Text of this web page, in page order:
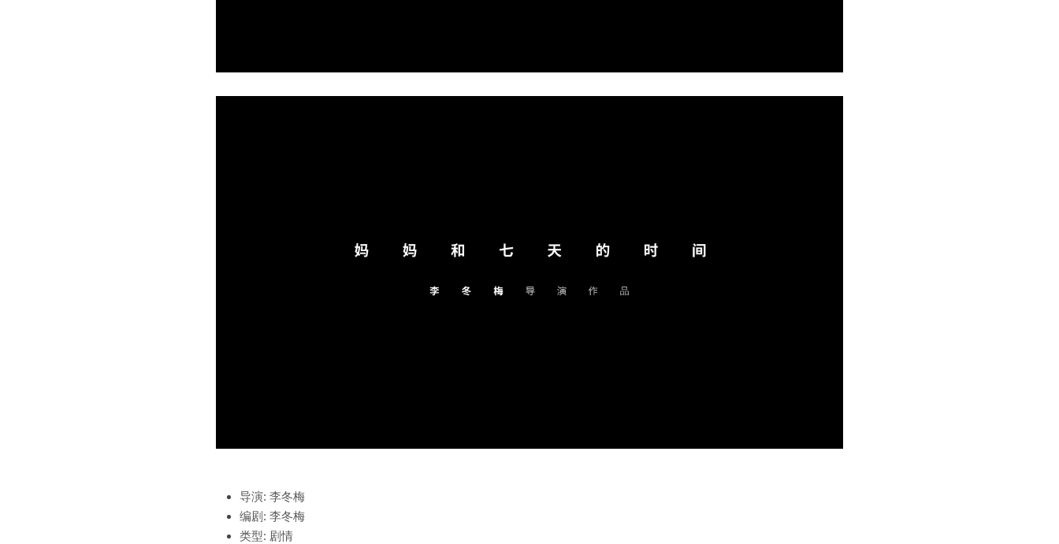
导演: 李冬梅
编剧 : 李冬梅
类型: 剧情